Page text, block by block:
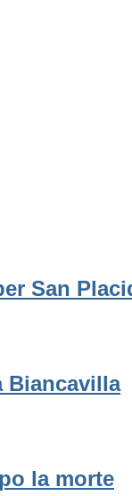
San
Biancavilla
la morte